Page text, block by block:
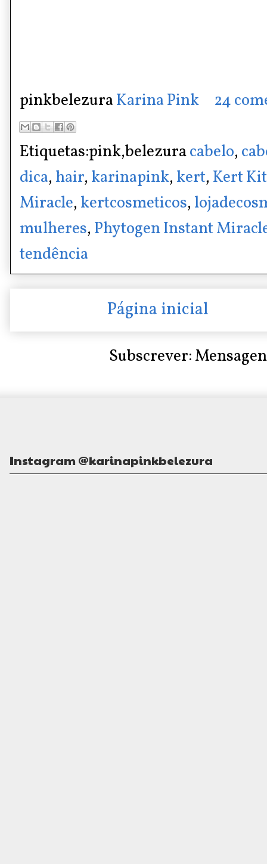
pinkbelezuraKarina Pink 24
Etiquetas:pink,belezuracabelo,
dica, hair, karinapink, kert, Kert
Miracle, kertcosmeticos,
mulheres, Phytogen Instant
tendência
Página inicial
Subscrever:
Instagram @karinapinkbelezura